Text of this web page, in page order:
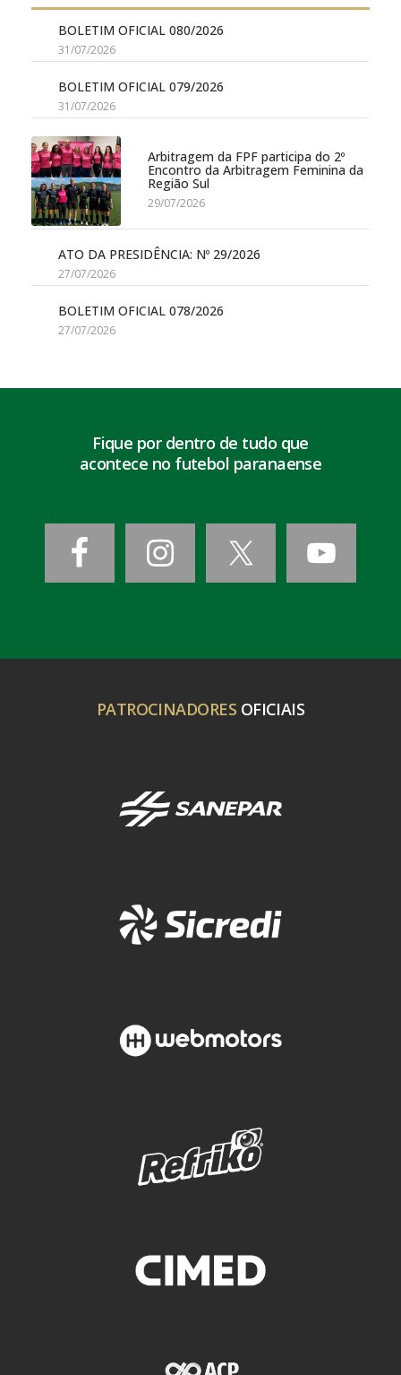
BOLETIM OFICIAL 080/2026
31/07/2026
BOLETIM OFICIAL 079/2026
31/07/2026
Arbitragem da FPF participa do 2º
Encontro da Arbitragem Feminina da
Região Sul
29/07/2026
ATO DA PRESIDÊNCIA: Nº 29/2026
27/07/2026
BOLETIM OFICIAL 078/2026
27/07/2026
Fique por dentro de tudo que
acontece no futebol paranaense
PATROCINADORES OFICIAIS